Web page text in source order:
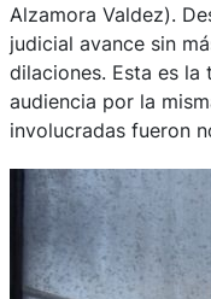
Alzamora Valdez).
judicial avance sin
dilaciones. Esta es
audiencia por la
involucradas fueron